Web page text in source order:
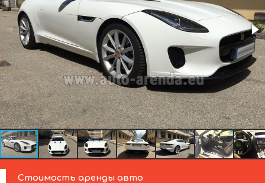
Стоимость аренды авто